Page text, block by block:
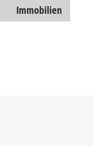
Immobilien